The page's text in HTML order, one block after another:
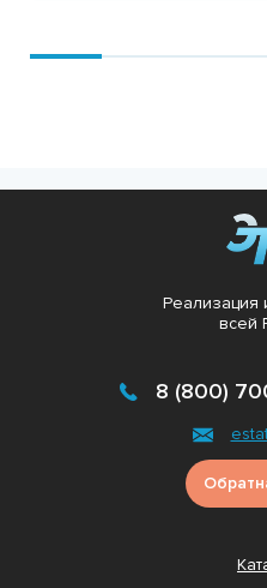
Реализация
всей
8 (800)